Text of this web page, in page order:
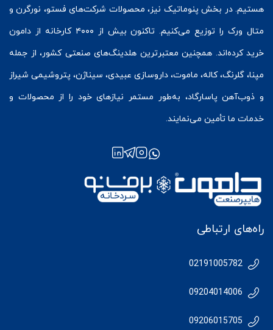
هستیم. در بخش پنوماتیک نیز، محصولات شرکت‌های فستو، نورگرن و
متال ورک
را توزیع می‌کنیم. تاکنون بیش از ۴۰۰۰ کارخانه از دامون
خرید کرده‌اند. همچنین معتبرترین هلدینگ‌های صنعتی کشور، از جمله
مپنا، گلرنگ، کاله، ماموت، داروسازی عبیدی، سیناژن، پتروشیمی شیراز
و ذوب‌آهن پاسارگاد، به‌طور مستمر نیازهای خود را از محصولات و
خدمات ما تأمین می‌نمایند.
راه‌های ارتباطی
02191005782
09204014006
09206015705